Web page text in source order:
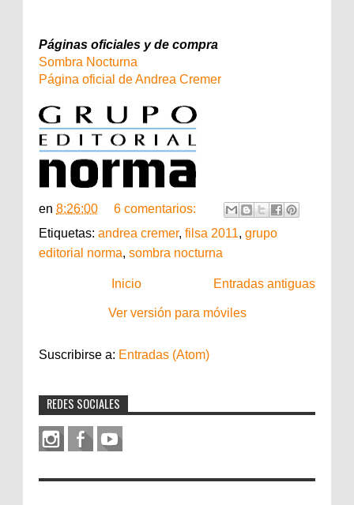
Páginas oficiales y de compra
Sombra Nocturna
Página oficial de Andrea Cremer
en 8:26:00
6 comentarios:
Etiquetas: andrea cremer, filsa 2011, grupo
editorial norma, sombra nocturna
Entradas antiguas
Inicio
Ver versión para móviles
Suscribirse a: Entradas (Atom)
REDES SOCIALES